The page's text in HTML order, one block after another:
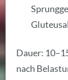
Dauer:
nach